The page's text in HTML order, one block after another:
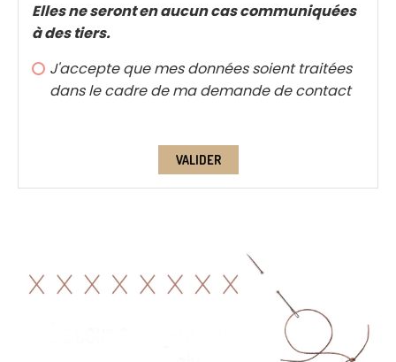
Elles ne seront en aucun cas communiquées
à des tiers.
J'accepte que mes données soient traitées
dans le cadre de ma demande de contact
VALIDER